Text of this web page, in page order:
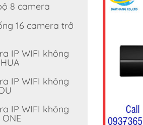
8 camera
16 camera trở
IP WIFI không
IP WIFI không
IP WIFI không